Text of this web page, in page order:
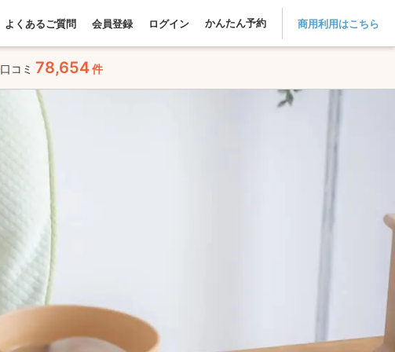
よくあるご質問 会員登録 ログイン かんたん予約 商用利用はこちら
口コミ 78,654件